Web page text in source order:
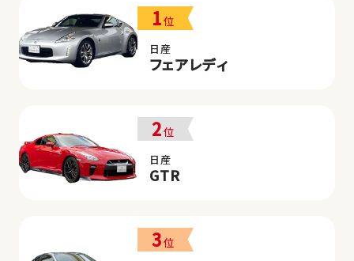
1位
日産
フェアレディ
2位
日産
GTR
3位